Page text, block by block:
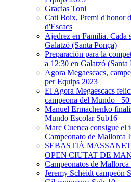
Gracias Toni
Cati Boix, Premi d'honor
d'Escacs
Ajedrez en Familia. Cada
Galatzó (Santa Ponça)
Preparación para la
a 12:30 en Galatzó (Santa
Agora Megaescacs,
per Equips 2023
El Agora Megaescacs
campeona del Mundo
Manuel Ermachenko
Mundo Escolar Sub16
Marc Cuenca consigue el
Campeonato de Mallorca
SEBASTIÀ
OPEN CIUTAT DE
Campeonatos de
Jeremy Scheidt campeón